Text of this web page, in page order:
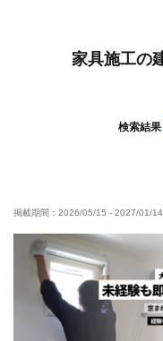
家具施工の
検索結果
掲載期間： 2026/05/15 - 2027/01/14